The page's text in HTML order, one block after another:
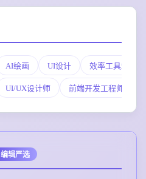
AI绘画 UI设计 效率工具箱
UI/UX设计师 前端开发工程师
编辑严选